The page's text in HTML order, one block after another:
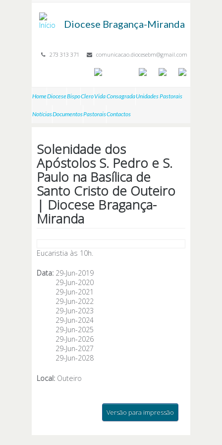
Diocese Bragança-Miranda
273 313 371 comunicacao.diocesebm@gmail.com
HomeDioceseBispoCleroVida ConsagradaUnidades Pastorais
NotíciasDocumentosPastoraisContactos
Solenidade dos
Apóstolos S. Pedro e S.
Paulo na Basílica de
Santo Cristo de Outeiro
| Diocese Bragança-
Miranda
Eucaristia às 10h.
Data: 29-Jun-2019
29-Jun-2020
29-Jun-2021
29-Jun-2022
29-Jun-2023
29-Jun-2024
29-Jun-2025
29-Jun-2026
29-Jun-2027
29-Jun-2028
Local: Outeiro
Versão para impressão